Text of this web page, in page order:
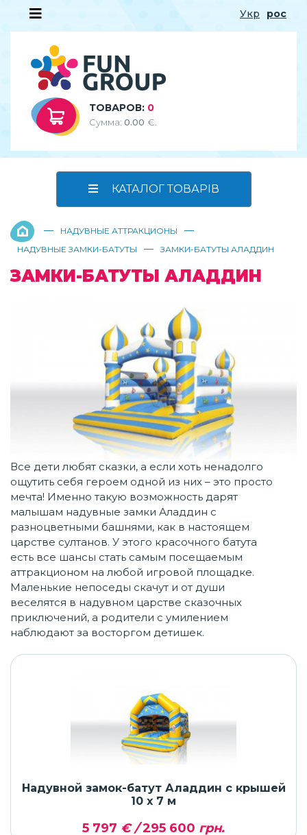
Укр рос
ТОВАРОВ: 0
Сумма: 0.00 €.
КАТАЛОГ ТОВАРІВ
— НАДУВНЫЕ АТТРАКЦИОНЫ —
НАДУВНЫЕ ЗАМКИ-БАТУТЫ — ЗАМКИ-БАТУТЫ АЛАДДИН
ЗАМКИ-БАТУТЫ АЛАДДИН
Все дети любят сказки, а если хоть ненадолго
ощутить себя героем одной из них – это просто
мечта! Именно такую возможность дарят
малышам надувные замки Аладдин с
разноцветными башнями, как в настоящем
царстве султанов. У этого красочного батута
есть все шансы стать самым посещаемым
аттракционом на любой игровой площадке.
Маленькие непоседы скачут и от души
веселятся в надувном царстве сказочных
приключений, а родители с умилением
наблюдают за восторгом детишек.
Надувной замок-батут Аладдин с крышей
10 x 7 м
5 797 € /295 600 грн.